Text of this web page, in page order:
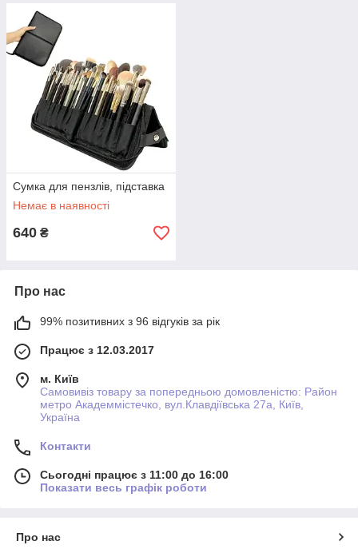
Сумка для пензлів, підставка
Немає в наявності
640 ₴
Про нас
99% позитивних з 96 відгуків за рік
Працює з 12.03.2017
м. Київ
Самовивіз товару за попередньою домовленістю: Район
метро Академмістечко, вул.Клавдіївська 27а, Київ,
Україна
Контакти
Сьогодні працює з 11:00 до 16:00
Показати весь графік роботи
Про нас